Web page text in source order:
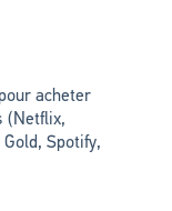
acheter
(Netflix,
Spotify,